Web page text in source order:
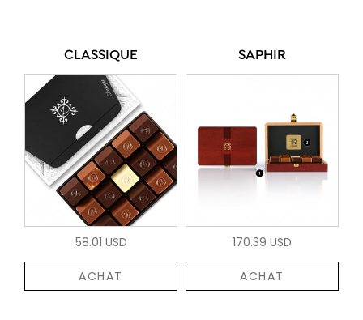
CLASSIQUE
58.01 USD
ACHAT
SAPHIR
170.39 USD
ACHAT